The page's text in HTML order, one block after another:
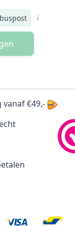
i
€49,-